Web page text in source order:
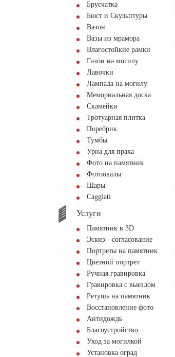
Брусчатка
Бюст и Скульптуры
Вазон
Вазы из мрамора
Влагостойкие рамки
Газон на могилу
Лавочки
Лампада на могилу
Мемориальная доска
Скамейки
Тротуарная плитка
Поребрик
Тумбы
Урна для праха
Фото на памятник
Фотоовалы
Шары
Сaggiati
Услуги
Памятник в 3D
Эскиз - согласование
Портреты на памятник
Цветной портрет
Ручная гравировка
Гравировка с выездом
Ретушь на памятник
Восстановление фото
Антидождь
Благоустройство
Уход за могилкой
Установка оград